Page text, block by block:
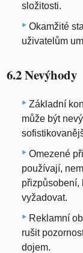
složitosti.
Okamžité
uživatelům
6.2 Nevýhody
Základní
může být
Omezené
používají,
přizpůsobení,
vyžadovat.
Reklamní
rušit
dojem.